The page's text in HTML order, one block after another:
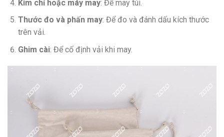
Kim chỉ hoặc máy may: Để may túi.
Thước đo và phấn may: Để đo và đánh dấu kích thước
trên vải.
Ghim cài: Để cố định vải khi may.